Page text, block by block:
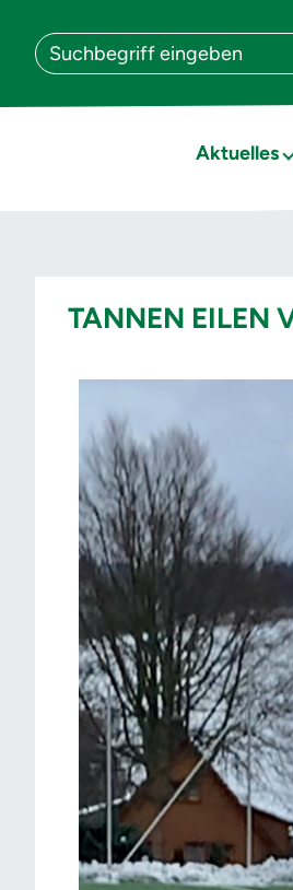
Aktuelles
TANNEN EILEN